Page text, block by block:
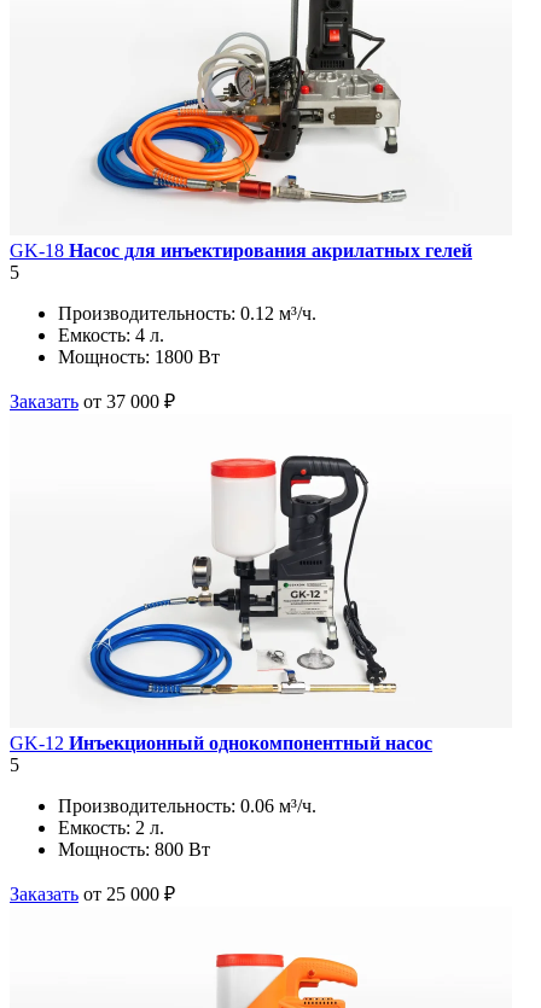
GK-18 Насос для инъектирования акрилатных гелей
5
Производительность: 0.12 м³/ч.
Емкость: 4 л.
Мощность: 1800 Вт
Заказать от 37 000 ₽
GK-12 Инъекционный однокомпонентный насос
5
Производительность: 0.06 м³/ч.
Емкость: 2 л.
Мощность: 800 Вт
Заказать от 25 000 ₽